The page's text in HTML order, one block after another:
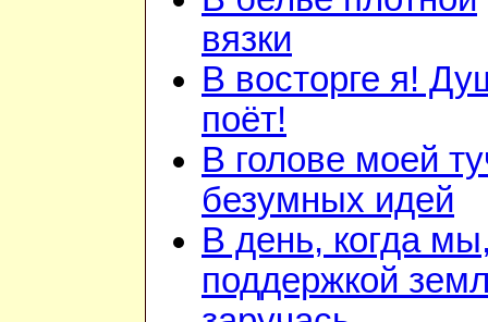
вязки
В восторге я!
поёт!
В голове моей
безумных идей
В день, когда
поддержкой